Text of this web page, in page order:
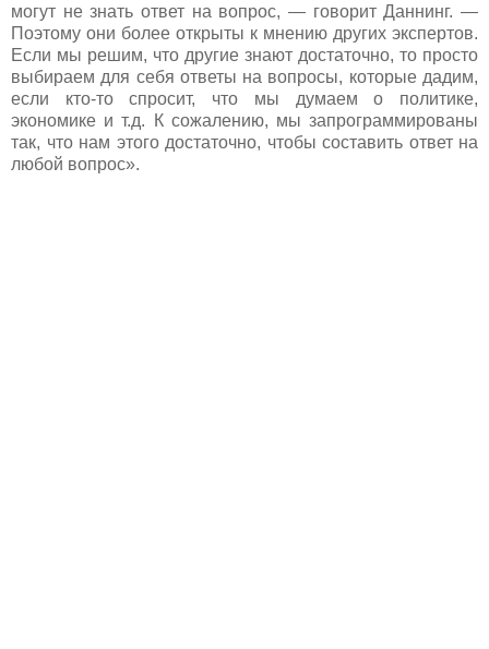
могут не знать ответ на вопрос, — говорит Даннинг. —
Поэтому они более открыты к мнению других экспертов.
Если мы решим, что другие знают достаточно, то просто
выбираем для себя ответы на вопросы, которые дадим,
если кто-то спросит, что мы думаем о политике,
экономике и т.д. К сожалению, мы запрограммированы
так, что нам этого достаточно, чтобы составить ответ на
любой вопрос».